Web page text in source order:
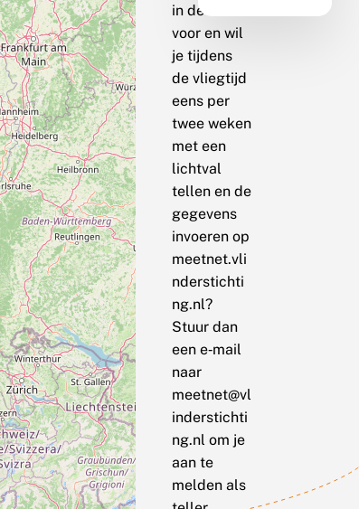
in de buurt
voor en wil
je tijdens
de vliegtijd
eens per
twee weken
met een
lichtval
tellen en de
gegevens
invoeren op
meetnet.vli
nderstichti
ng.nl?
Stuur dan
een e‑mail
naar
meetnet@vl
inderstichti
ng.nl om je
aan te
melden als